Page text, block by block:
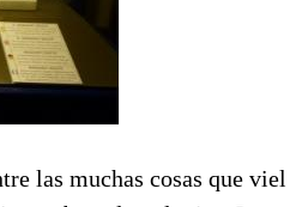
las muchas cosas que viel